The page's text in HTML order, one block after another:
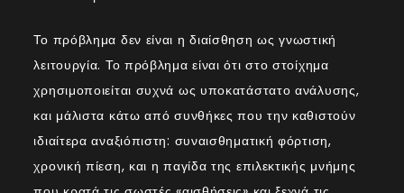
Το πρόβλημα δεν είναι η διαίσθηση ως γνωστική
λειτουργία. Το πρόβλημα είναι ότι στο στοίχημα
χρησιμοποιείται συχνά ως υποκατάστατο ανάλυσης,
και μάλιστα κάτω από συνθήκες που την καθιστούν
ιδιαίτερα αναξιόπιστη: συναισθηματική φόρτιση,
χρονική πίεση, και η παγίδα της επιλεκτικής μνήμης